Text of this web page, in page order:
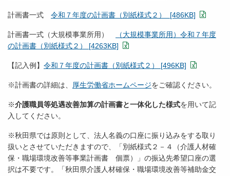
計画書一式 令和７年度の計画書（別紙様式２） [486KB]
計画書一式（大規模事業所用）
（大規模事業所用）令和７年度
の計画書（別紙様式２） [4263KB]
【記入例】 令和７年度の計画書（別紙様式２） [496KB]
※計画書の詳細は、 厚生労働省ホームページをご確認ください。
※介護職員等処遇改善加算の計画書と一体化した様式を用いて記
入してください。
※秋田県では原則として、法人名義の口座に振り込みをする取り
扱いとさせていただきますので、「別紙様式２－４（介護人材確
保・職場環境改善等事業計画書 個票）」の振込先希望口座の選
択は不要です。「秋田県介護人材確保・職場環境改善等補助金交